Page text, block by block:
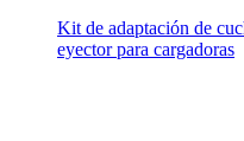
Kit de adaptación de
eyector para cargadoras